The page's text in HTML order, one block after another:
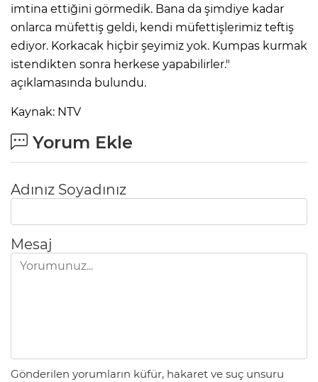
imtina ettiğini görmedik. Bana da şimdiye kadar
onlarca müfettiş geldi, kendi müfettişlerimiz teftiş
ediyor. Korkacak hiçbir şeyimiz yok. Kumpas kurmak
istendikten sonra herkese yapabilirler."
açıklamasında bulundu.
Kaynak: NTV
Yorum Ekle
Adınız Soyadınız
Mesaj
Gönderilen yorumların küfür, hakaret ve suç unsuru